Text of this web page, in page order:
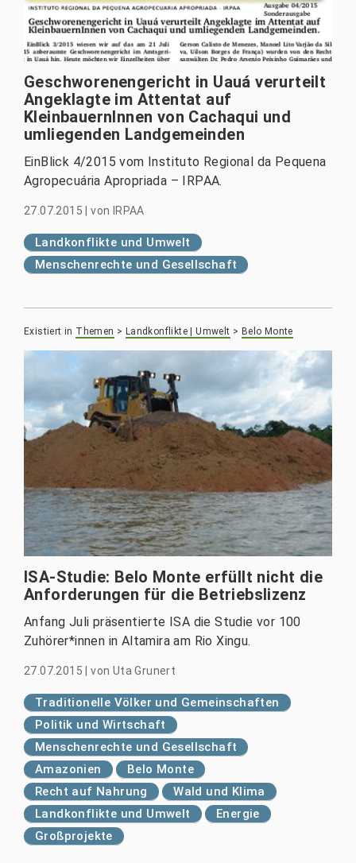
Geschworenengericht in Uauá verurteilt
Angeklagte im Attentat auf
KleinbauernInnen von Cachaqui und
umliegenden Landgemeinden
EinBlick 4/2015 vom Instituto Regional da Pequena
Agropecuária Apropriada – IRPAA.
27.07.2015 |von IRPAA
Landkonflikte und Umwelt
Menschenrechte und Gesellschaft
Existiert in Themen > Landkonflikte | Umwelt > Belo Monte
ISA-Studie: Belo Monte erfüllt nicht die
Anforderungen für die Betriebslizenz
Anfang Juli präsentierte ISA die Studie vor 100
Zuhörer*innen in Altamira am Rio Xingu.
27.07.2015 |von Uta Grunert
Traditionelle Völker und Gemeinschaften
Politik und Wirtschaft
Menschenrechte und Gesellschaft
Amazonien
Belo Monte
Recht auf Nahrung
Wald und Klima
Landkonflikte und Umwelt
Energie
Großprojekte